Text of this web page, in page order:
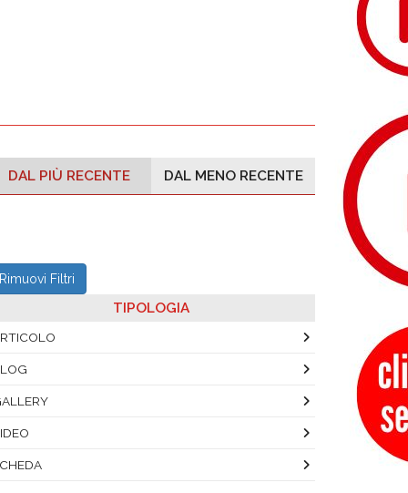
DAL PIÙ RECENTE DAL MENO RECENTE
Rimuovi Filtri
TIPOLOGIA